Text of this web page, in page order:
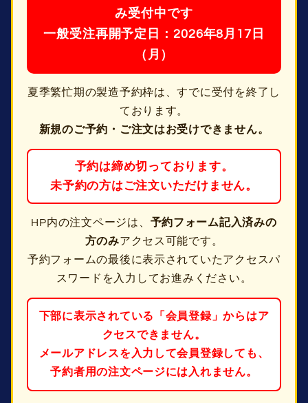
み受付中です
一般受注再開予定日：2026年8月17日
（月）
夏季繁忙期の製造予約枠は、すでに受付を終了し
ております。
新規のご予約・ご注文はお受けできません。
予約は締め切っております。
未予約の方はご注文いただけません。
HP内の注文ページは、 予約フォーム記入済みの
方のみアクセス可能です。
予約フォームの最後に表示されていたアクセスパ
スワードを入力してお進みください。
下部に表示されている「会員登録」からはア
クセスできません。
メールアドレスを入力して会員登録しても、
予約者用の注文ページには入れません。